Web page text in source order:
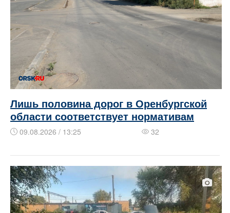
Лишь половина дорог в Оренбургской
области соответствует нормативам
09.08.2026 / 13:25 32